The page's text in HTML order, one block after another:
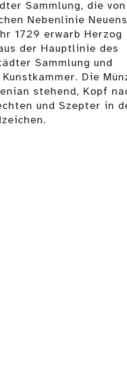
Sammlung, die von
Nebenlinie
1729 erwarb Herzog
der Hauptlinie des
Sammlung und
Die
stehend, Kopf
und Szepter in